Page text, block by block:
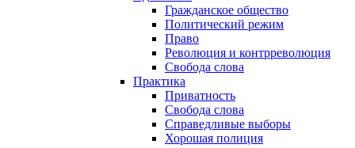
Гражданское общество
Политический режим
Право
Революция и контрреволюция
Свобода слова
Практика
Приватность
Свобода слова
Справедливые выборы
Хорошая полиция